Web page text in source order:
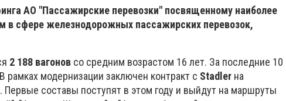
АО "Пассажирские перевозки" посвященному наиболее
сфере железнодорожных пассажирских перевозок,
2 188 вагонов со средним возрастом 16 лет. За последние 10
рамках модернизации заключен контракт с Stadler на
Первые составы поступят в этом году и выйдут на маршруты